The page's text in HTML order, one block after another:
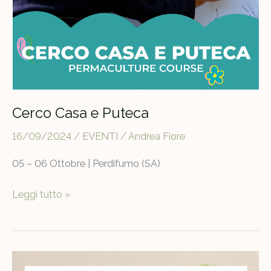
Cerco Casa e Puteca
16/09/2024 / EVENTI / Andrea Fiore
05 – 06 Ottobre | Perdifumo (SA)
Cerco
Leggi tutto »